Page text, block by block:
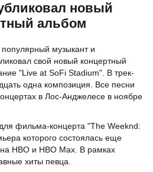
новый
альбом
популярный музыкант и
свой новый концертный
"Live at SoFi Stadium". В трек-
одна композиция. Все песни
в Лос-Анджелесе в ноябре
фильма-концерта "The Weeknd:
которого состоялась еще
HBO и HBO Max. В рамках
хиты певца.